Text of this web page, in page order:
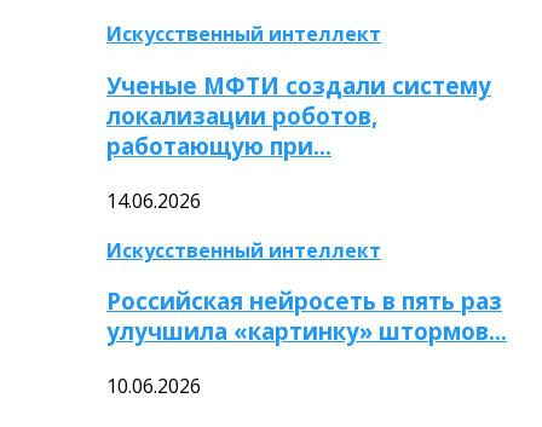
Искусственный интеллект
Ученые МФТИ создали систему
локализации роботов,
работающую при…
14.06.2026
Искусственный интеллект
Российская нейросеть в пять раз
улучшила «картинку» штормов…
10.06.2026